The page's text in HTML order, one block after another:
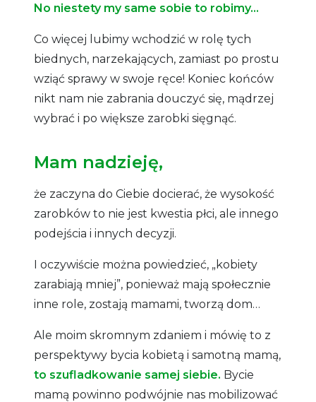
No niestety my same sobie to robimy…
Co więcej lubimy wchodzić w rolę tych
biednych, narzekających, zamiast po prostu
wziąć sprawy w swoje ręce! Koniec końców
nikt nam nie zabrania douczyć się, mądrzej
wybrać i po większe zarobki sięgnąć.
Mam nadzieję,
że zaczyna do Ciebie docierać, że wysokość
zarobków to nie jest kwestia płci, ale innego
podejścia i innych decyzji.
I oczywiście można powiedzieć, „kobiety
zarabiają mniej”, ponieważ mają społecznie
inne role, zostają mamami, tworzą dom…
Ale moim skromnym zdaniem i mówię to z
perspektywy bycia kobietą i samotną mamą,
to szufladkowanie samej siebie. Bycie
mamą powinno podwójnie nas mobilizować